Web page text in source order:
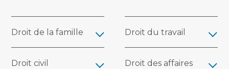
Droit de la famille Droit du travail
Droit civil Droit des affaires